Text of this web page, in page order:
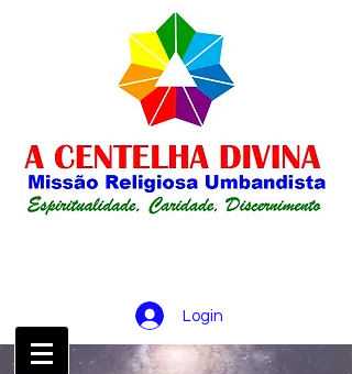
CONTATO :21 98256-0826
Login